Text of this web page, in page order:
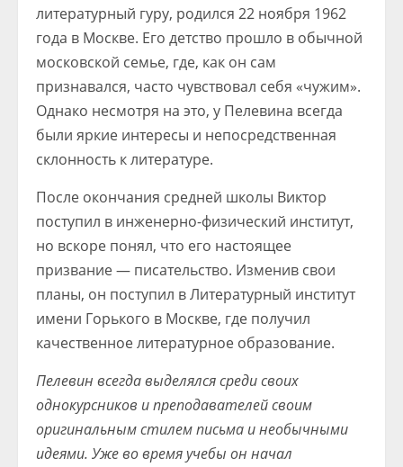
литературный гуру, родился 22 ноября 1962
года в Москве. Его детство прошло в обычной
московской семье, где, как он сам
признавался, часто чувствовал себя «чужим».
Однако несмотря на это, у Пелевина всегда
были яркие интересы и непосредственная
склонность к литературе.
После окончания средней школы Виктор
поступил в инженерно-физический институт,
но вскоре понял, что его настоящее
призвание — писательство. Изменив свои
планы, он поступил в Литературный институт
имени Горького в Москве, где получил
качественное литературное образование.
Пелевин всегда выделялся среди своих
однокурсников и преподавателей своим
оригинальным стилем письма и необычными
идеями. Уже во время учебы он начал